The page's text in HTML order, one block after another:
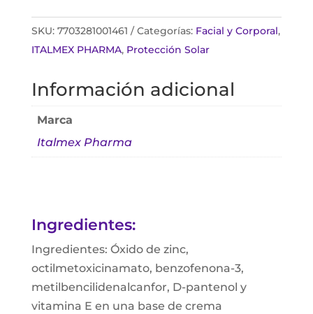
SKU: 7703281001461 Categorías: Facial y Corporal,
ITALMEX PHARMA, Protección Solar
Información adicional
Marca
Italmex Pharma
Ingredientes:
Ingredientes: Óxido de zinc,
octilmetoxicinamato, benzofenona-3,
metilbencilidenalcanfor, D-pantenol y
vitamina E en una base de crema